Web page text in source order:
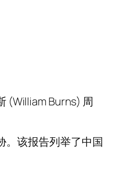
(William Burns) 周
。该报告列举了中国